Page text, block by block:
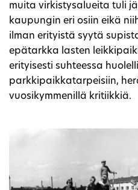
muita virkistysalueita tuli
kaupungin eri osiin eikä
ilman erityistä syytä
epätarkka lasten
erityisesti suhteessa
parkkipaikkatarpeisiin,
vuosikymmenillä kritiikkiä.